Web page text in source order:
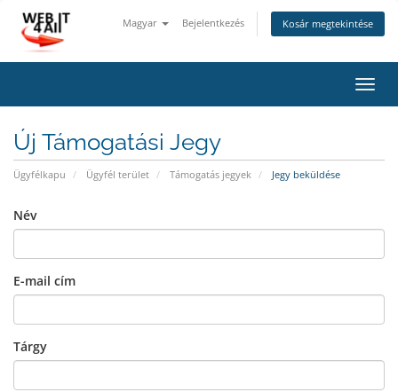
Magyar Bejelentkezés Kosár megtekintése
a
Új Támogatási Jegy
Ügyfélkapu Ügyfél terület Támogatás jegyek Jegy beküldése
Név
E-mail cím
Tárgy